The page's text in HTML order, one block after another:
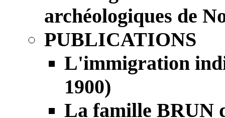
archéologiques de
PUBLICATIONS
L'immigration
1900)
La famille BRUN